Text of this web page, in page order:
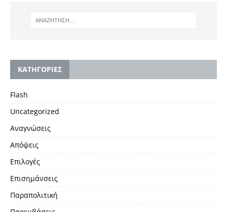
KΑΤΗΓΟΡΙΕΣ
Flash
Uncategorized
Αναγνώσεις
Απόψεις
Επιλογές
Επισημάνσεις
Παραπολιτική